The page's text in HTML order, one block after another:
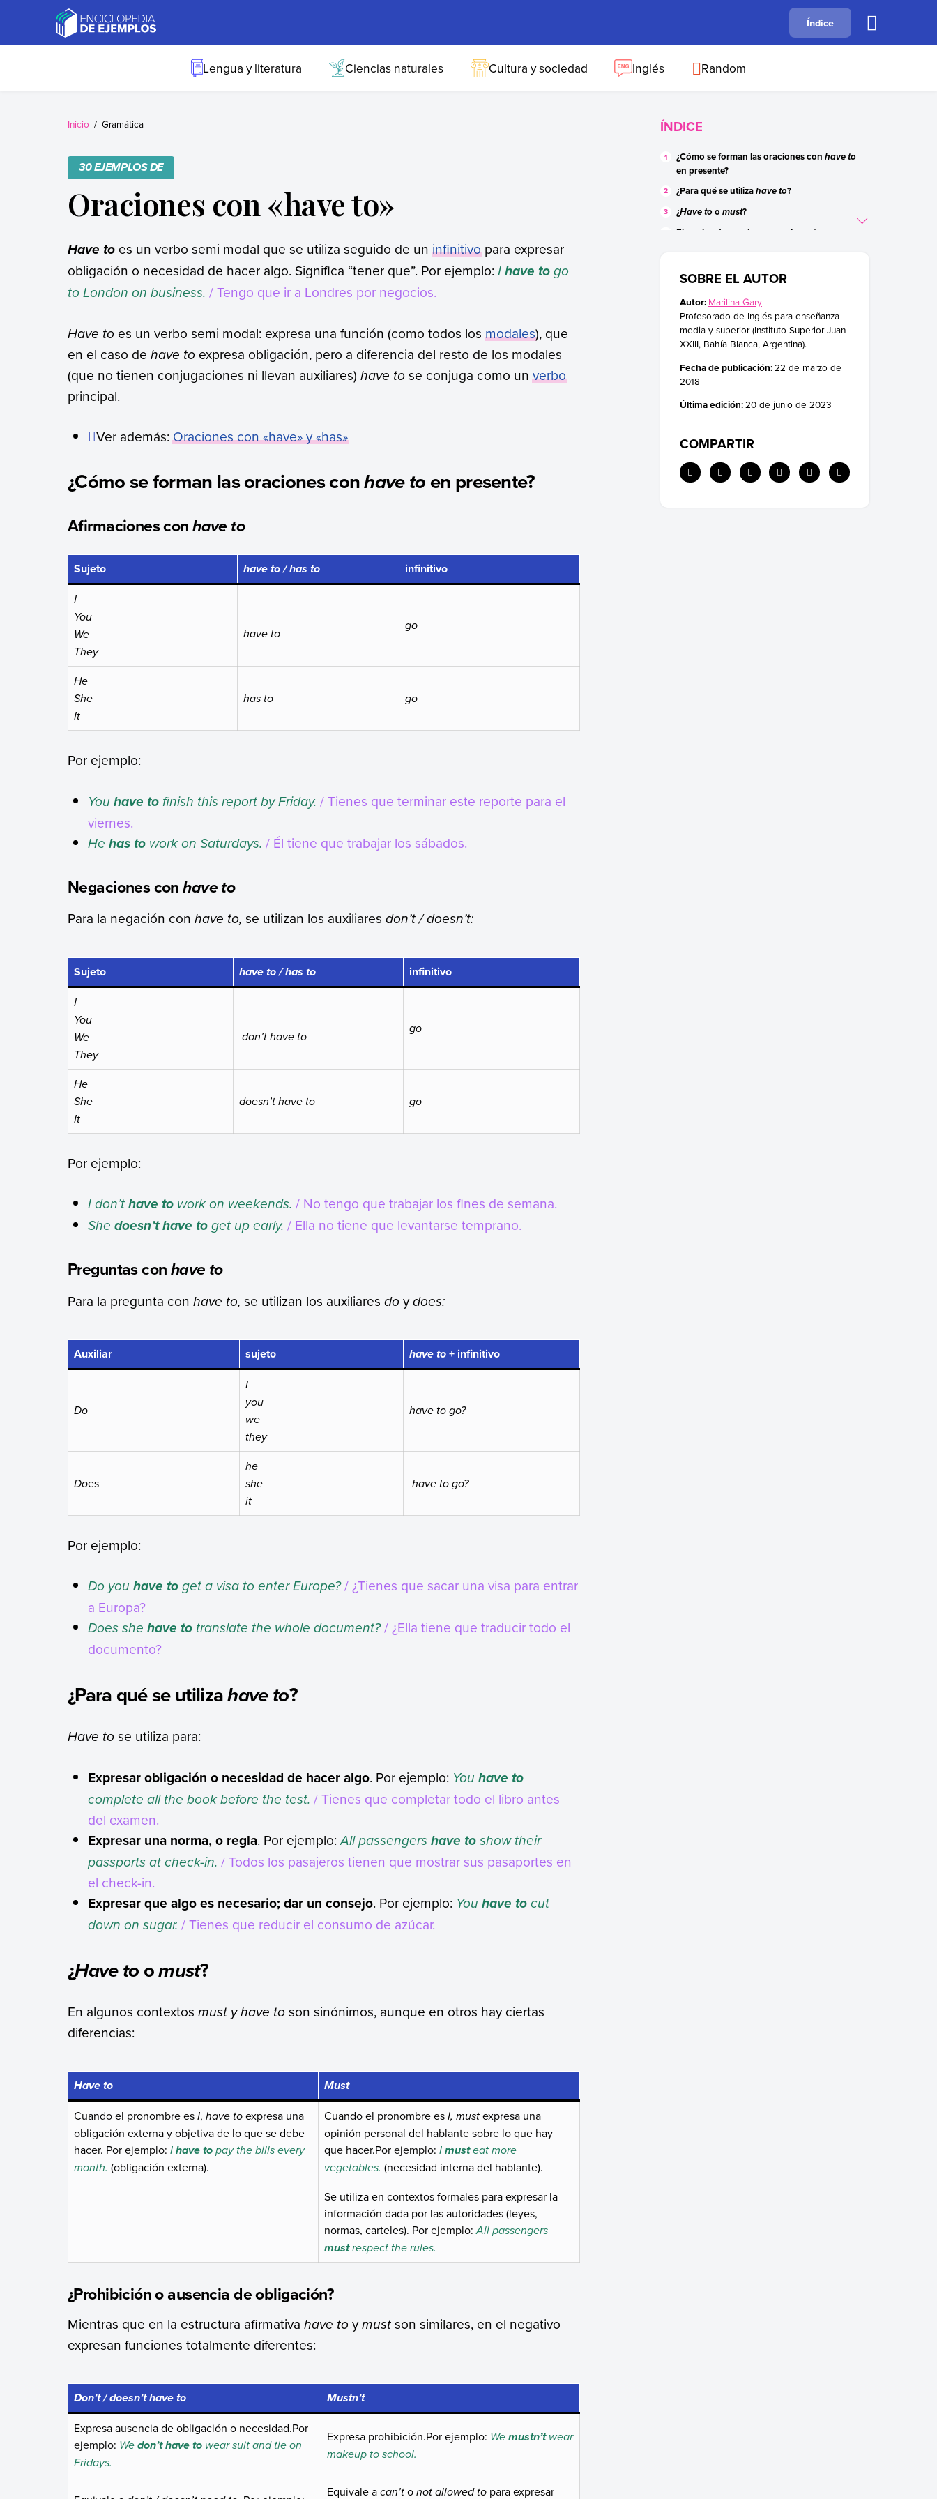
Ejemplos
Necesitas ejemplos.
B C F
Índice
Lengua y literatura Ciencias naturales Cultura y sociedad Inglés Random
Inicio Gramática
30 EJEMPLOS DE
Oraciones con «have to»
Have toes un verbo semi modal que se utiliza seguido de uninfinitivopara expresar
obligación o necesidad de hacer algo. Significa “tener que”. Por ejemplo: I have togo
to London on business. / Tengo que ir a Londres por negocios.
Have toes un verbo semi modal: expresa una función (como todos losmodales), que
en el caso de have toexpresa obligación, pero a diferencia del resto de los modales
(que no tienen conjugaciones ni llevan auxiliares) have tose conjuga como unverbo
principal.
Ver además:Oraciones con «have» y «has»
¿Cómo se forman las oraciones conhave to en presente?
Afirmaciones con have to
Sujeto have to/has to
infinitivo
I
You
We
They
have to
go
He
She
It
has to go
Por ejemplo:
Youhave to finish this report by Friday. / Tienes que terminar este reporte para el
viernes.
Hehas to work on Saturdays. / Él tiene que trabajar los sábados.
Negaciones conhave to
Para la negación con have to, se utilizan los auxiliares don’t / doesn’t:
Sujeto have to / has to
infinitivo
I
You
We
They
don’t have to
go
He
She
It
doesn’t have to go
Por ejemplo:
I don’thave to work on weekends. / No tengo que trabajar los fines de semana.
Shedoesn’t have toget up early. / Ella no tiene que levantarse temprano.
Preguntas con have to
Para la pregunta con have to, se utilizan los auxiliares doydoes:
Auxiliar sujeto have to+ infinitivo
Do
I
you
we
they
have to go?
Does
he
she
it
have to go?
Por ejemplo:
Do youhave toget a visa to enter Europe?/ ¿Tienes que sacar una visa para entrar
a Europa?
Does shehave to translate the whole document?/ ¿Ella tiene que traducir todo el
documento?
¿Para qué se utilizahave to?
Have tose utiliza para:
Expresar obligación o necesidad de hacer algo. Por ejemplo: Youhave to
complete all the book before the test. / Tienes que completar todo el libro antes
del examen.
Expresar una norma, o regla. Por ejemplo:All passengershave toshow their
passports at check-in. / Todos los pasajeros tienen que mostrar sus pasaportes en
el check-in.
Expresar que algo es necesario; dar un consejo. Por ejemplo: Youhave to cut
down on sugar. / Tienes que reducir el consumo de azúcar.
¿Have to omust?
En algunos contextos mustyhave toson sinónimos, aunque en otros hay ciertas
diferencias:
Have to Must
Cuando el pronombre esI, have toexpresa una
obligación externa y objetiva de lo que se debe
hacer. Por ejemplo: I have topay the bills every
month. (obligación externa).
Cuando el pronombre esI, mustexpresa una
opinión personal del hablante sobre lo que hay
que hacer.Por ejemplo: I musteat more
vegetables. (necesidad interna del hablante).
Se utiliza en contextos formales para expresar la
información dada por las autoridades (leyes,
normas, carteles). Por ejemplo:All passengers
mustrespect the rules.
¿Prohibición o ausencia de obligación?
Mientras que en la estructura afirmativa have toymustson similares, en el negativo
expresan funciones totalmente diferentes:
Don’t/doesn’t have to Mustn’t
Expresa ausencia de obligación o necesidad.Por
ejemplo: We don’t have towear suit and tie on
Fridays.
Expresa prohibición.Por ejemplo: Wemustn’t wear
makeup to school.
Equivale acan’tonot allowed topara expresar
ÍNDICE
¿Cómo se forman las oraciones con have to
en presente?
¿Para qué se utilizahave to?
¿Have to o must?
Ejemplos de oraciones con
have to
SOBRE EL AUTOR
Autor: Marilina Gary
Profesorado de Inglés para enseñanza
media y superior (Instituto Superior Juan
XXIII, Bahía Blanca, Argentina).
Fecha de publicación: 22 de marzo de
2018
Última edición:20 de junio de 2023
COMPARTIR